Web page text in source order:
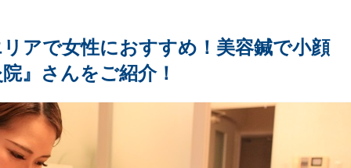
アで女性におすすめ！美容鍼で小顔
』さんをご紹介！